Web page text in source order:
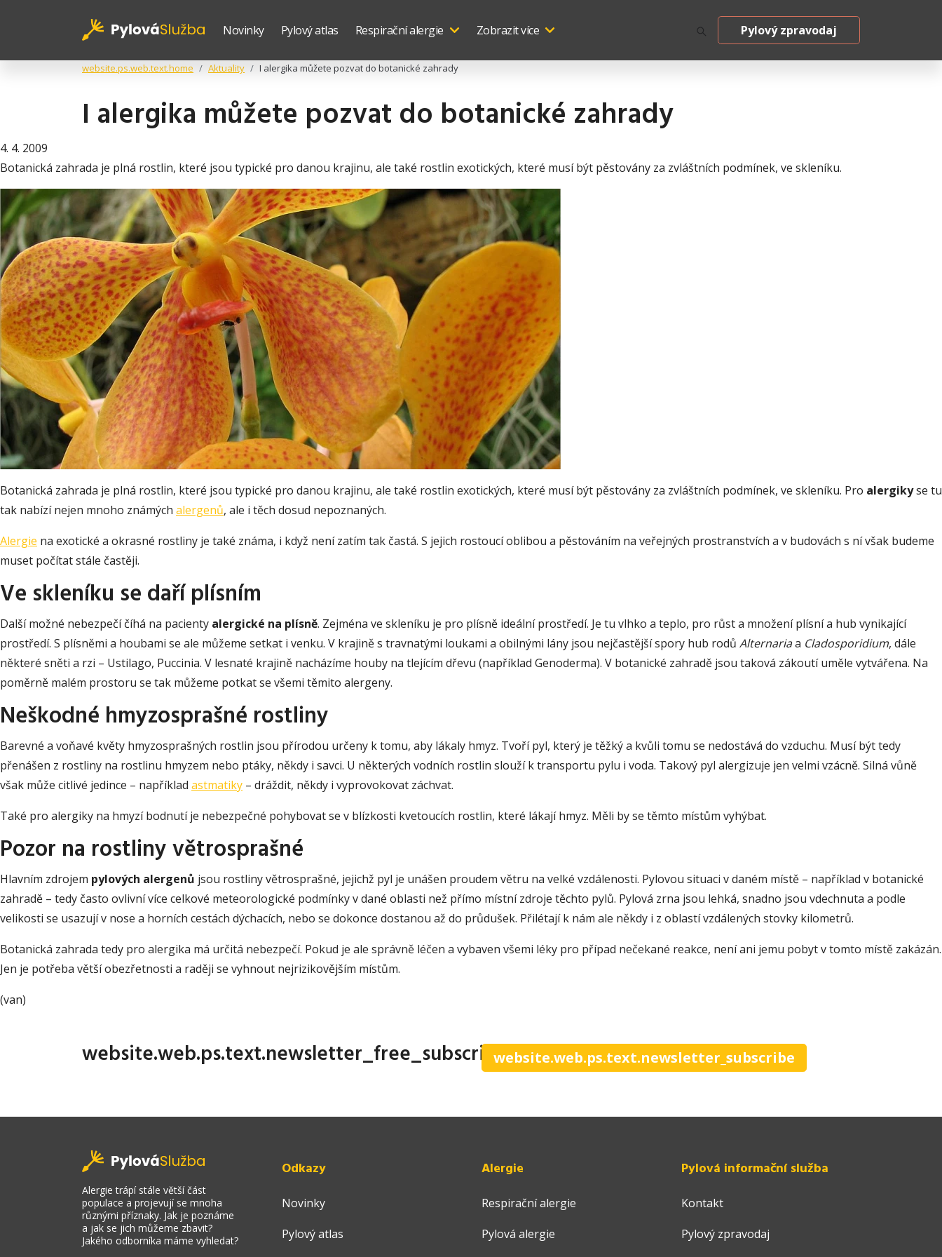
Novinky Pylový atlas Respirační alergie Zobrazit více Pylový zpravodaj
website.ps.web.text.home Aktuality I alergika můžete pozvat do botanické zahrady
I alergika můžete pozvat do botanické zahrady
4. 4. 2009
Botanická zahrada je plná rostlin, které jsou typické pro danou krajinu, ale také rostlin exotických, které musí být pěstovány za zvláštních podmínek, ve skleníku.
Botanická zahrada je plná rostlin, které jsou typické pro danou krajinu, ale také rostlin exotických, které musí být pěstovány za zvláštních podmínek, ve skleníku. Pro alergikyse tu
tak nabízí nejen mnoho známých alergenů, ale i těch dosud nepoznaných.
Alergie na exotické a okrasné rostliny je také známa, i když není zatím tak častá. S jejich rostoucí oblibou a pěstováním na veřejných prostranstvích a v budovách s ní však budeme
muset počítat stále častěji.
Ve skleníku se daří plísním
Další možné nebezpečí číhá na pacienty alergické na plísně. Zejména ve skleníku je pro plísně ideální prostředí. Je tu vlhko a teplo, pro růst a množení plísní a hub vynikající
prostředí. S plísněmi a houbami se ale můžeme setkat i venku. V krajině s travnatými loukami a obilnými lány jsou nejčastější spory hub rodů Alternariaa Cladosporidium, dále
některé sněti a rzi – Ustilago, Puccinia. V lesnaté krajině nacházíme houby na tlejícím dřevu (například Genoderma). V botanické zahradě jsou taková zákoutí uměle vytvářena. Na
poměrně malém prostoru se tak můžeme potkat se všemi těmito alergeny.
Neškodné hmyzosprašné rostliny
Barevné a voňavé květy hmyzosprašných rostlin jsou přírodou určeny k tomu, aby lákaly hmyz. Tvoří pyl, který je těžký a kvůli tomu se nedostává do vzduchu. Musí být tedy
přenášen z rostliny na rostlinu hmyzem nebo ptáky, někdy i savci. U některých vodních rostlin slouží k transportu pylu i voda. Takový pyl alergizuje jen velmi vzácně. Silná vůně
však může citlivé jedince – například astmatiky – dráždit, někdy i vyprovokovat záchvat.
Také pro alergiky na hmyzí bodnutí je nebezpečné pohybovat se v blízkosti kvetoucích rostlin, které lákají hmyz. Měli by se těmto místům vyhýbat.
Pozor na rostliny větrosprašné
Hlavním zdrojem pylových alergenů jsou rostliny větrosprašné, jejichž pyl je unášen proudem větru na velké vzdálenosti. Pylovou situaci v daném místě – například v botanické
zahradě – tedy často ovlivní více celkové meteorologické podmínky v dané oblasti než přímo místní zdroje těchto pylů. Pylová zrna jsou lehká, snadno jsou vdechnuta a podle
velikosti se usazují v nose a horních cestách dýchacích, nebo se dokonce dostanou až do průdušek. Přilétají k nám ale někdy i z oblastí vzdálených stovky kilometrů.
Botanická zahrada tedy pro alergika má určitá nebezpečí. Pokud je ale správně léčen a vybaven všemi léky pro případ nečekané reakce, není ani jemu pobyt v tomto místě zakázán.
Jen je potřeba větší obezřetnosti a raději se vyhnout nejrizikovějším místům.
(van)
website.web.ps.text.newsletter_free_subscribewebsite.web.ps.text.newsletter_subscribe
Alergie trápí stále větší část
populace a projevují se mnoha
různými příznaky. Jak je poznáme
a jak se jich můžeme zbavit?
Jakého odborníka máme vyhledat?
Odkazy
Novinky
Pylový atlas
Alergie
Respirační alergie
Pylová alergie
Pylová informační služba
Kontakt
Pylový zpravodaj